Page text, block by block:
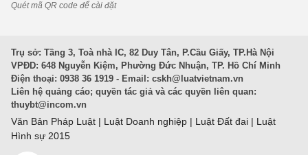
Quét mã QR code để cài đặt
Trụ sở: Tầng 3, Toà nhà IC, 82 Duy Tân, P.Cầu Giấy, TP.Hà Nội
VPĐD: 648 Nguyễn Kiệm, Phường Đức Nhuận, TP. Hồ Chí Minh
Điện thoại: 0938 36 1919 - Email: cskh@luatvietnam.vn
Liên hệ quảng cáo; quyền tác giả và các quyền liên quan:
thuybt@incom.vn
Văn Bản Pháp Luật | Luật Doanh nghiệp | Luật Đất đai | Luật
Hình sự 2015